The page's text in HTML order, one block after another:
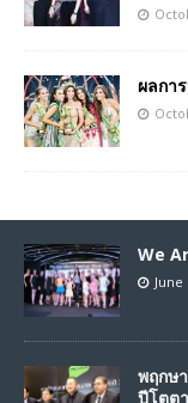
ผลกา
We
June
พฤกษ
ปีโตต